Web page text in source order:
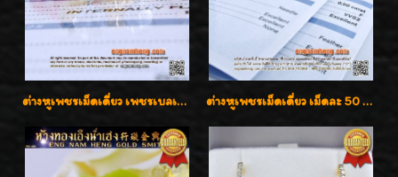
ต่างหูเพชรเม็ดเดี่ยว เพชรเบลเยี่ยมคัท น้ำ 96 H-Color/IF & VVS2/3EX น้ำหนักเพชรรวม 1.83 กะรัต พร้อมใบเซอร์ LAB GIA & HRD เพชรสวยปิ๊ง ราคาขายส่งค่ะ ต่างหูเพชรเม็ดเดี่ยว เม็ดละ 50 สตางค์ คู่ละ 1 กะรัต เพชรเบลเยี่ยมคัท น้ำ 98 F-Color/ VVS2 / 3EX พร้อมใบเซอร์สถาบัน GIA มาตรฐานสากลค่ะ